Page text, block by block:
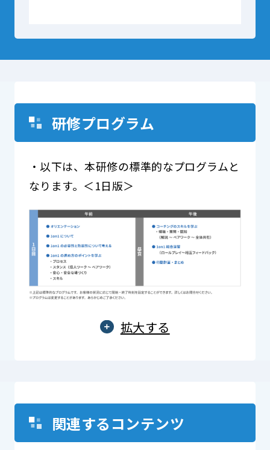
研修プログラム
・以下は、本研修の標準的なプログラムと
なります。＜1日版＞
拡大する
関連するコンテンツ